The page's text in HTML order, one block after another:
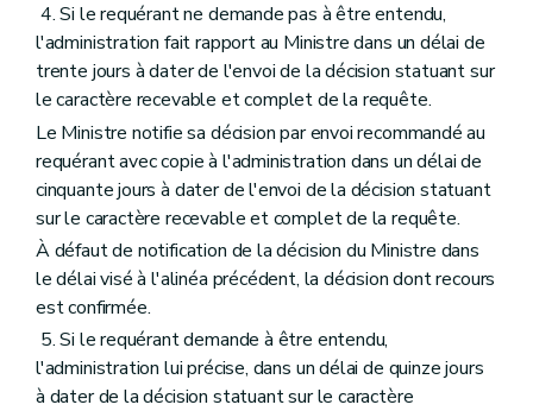
4. Si le requérant ne demande pas à être entendu,
l'administration fait rapport au Ministre dans un délai de
trente jours à dater de l'envoi de la décision statuant sur
le caractère recevable et complet de la requête.
Le Ministre notifie sa décision par envoi recommandé au
requérant avec copie à l'administration dans un délai de
cinquante jours à dater de l'envoi de la décision statuant
sur le caractère recevable et complet de la requête.
À défaut de notification de la décision du Ministre dans
le délai visé à l'alinéa précédent, la décision dont recours
est confirmée.
5. Si le requérant demande à être entendu,
l'administration lui précise, dans un délai de quinze jours
à dater de la décision statuant sur le caractère